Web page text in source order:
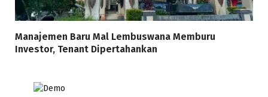
Manajemen Baru Mal Lembuswana Memburu
Investor, Tenant Dipertahankan